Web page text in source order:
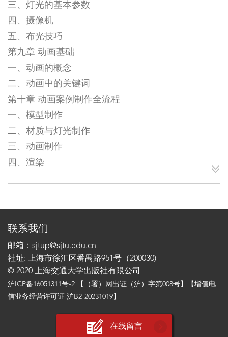
三、灯光的基本参数
四、摄像机
五、布光技巧
第九章 动画基础
一、动画的概念
二、动画中的关键词
第十章 动画案例制作全流程
一、模型制作
二、材质与灯光制作
三、动画制作
四、渲染
联系我们
邮箱：sjtup@sjtu.edu.cn
社址: 上海市徐汇区番禺路951号（200030)
© 2020 上海交通大学出版社有限公司
沪ICP备16051311号-2 【（署）网出证（沪）字第008号】【增值电
信业务经营许可证 沪B2-20231019】
在线留言